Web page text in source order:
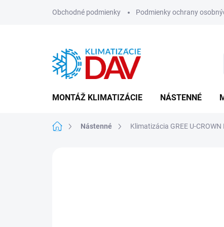
Obchodné podmienky Podmienky ochrany
MONTÁŽ KLIMATIZÁCIE NÁSTENNÉ
DomovNástenné Klimatizácia GREE U-